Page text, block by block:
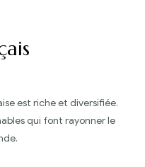
est riche et diversifiée.
qui font rayonner le